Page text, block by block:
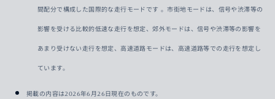
間配分で構成した国際的な走行モードです 。市街地モードは、信号や渋滞等の
影響を受ける比較的低速な走行を想定、郊外モードは、信号や渋滞等の影響を
あまり受けない走行を想定、高速道路モードは、高速道路等での走行を想定し
ています。
掲載の内容は2026年6月26日現在のものです。